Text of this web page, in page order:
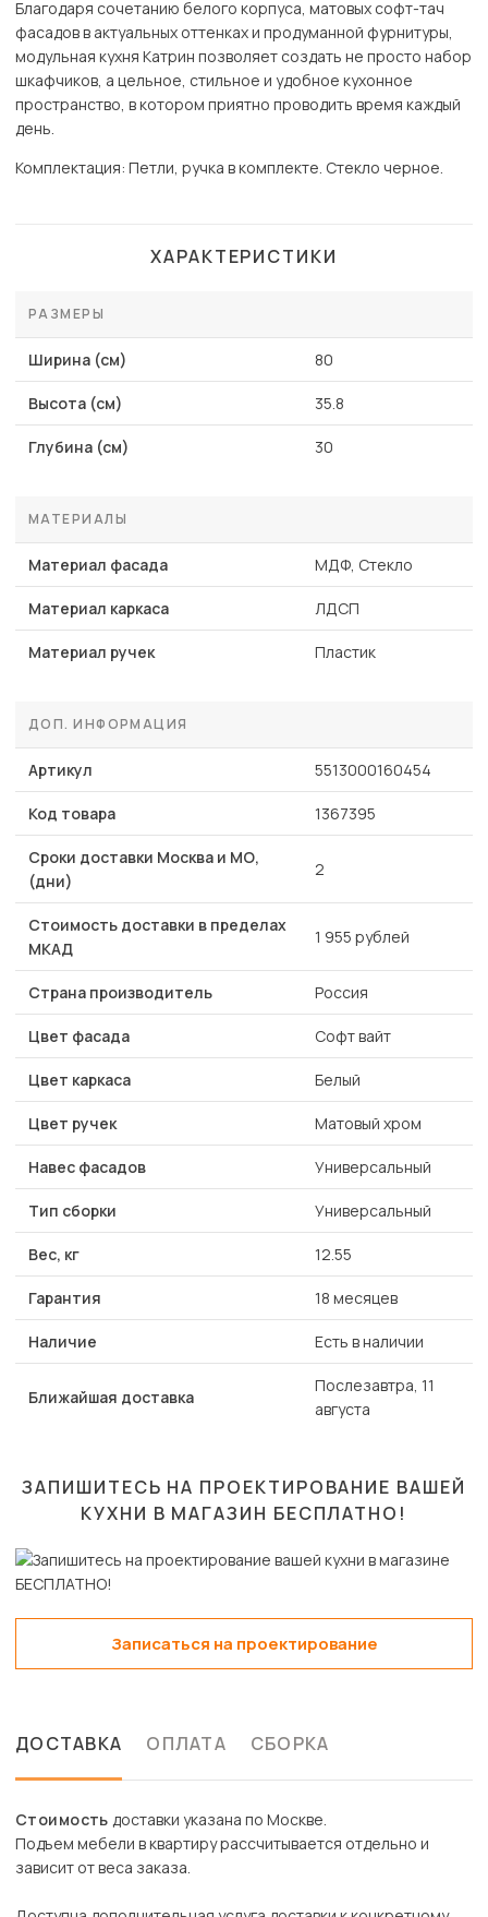
Благодаря сочетанию белого корпуса, матовых софт-тач
фасадов в актуальных оттенках и продуманной фурнитуры,
модульная кухня Катрин позволяет создать не просто набор
шкафчиков, а цельное, стильное и удобное кухонное
пространство, в котором приятно проводить время каждый
день.
Комплектация: Петли, ручка в комплекте. Стекло черное.
ХАРАКТЕРИСТИКИ
РАЗМЕРЫ
Ширина (см) 80
Высота (см) 35.8
Глубина (см) 30
МАТЕРИАЛЫ
Материал фасада МДФ, Стекло
Материал каркаса ЛДСП
Материал ручек Пластик
ДОП. ИНФОРМАЦИЯ
Артикул 5513000160454
Код товара 1367395
Сроки доставки Москва и МО,
(дни)
2
Стоимость доставки в пределах
МКАД
1 955 рублей
Страна производитель Россия
Цвет фасада Софт вайт
Цвет каркаса Белый
Цвет ручек Матовый хром
Навес фасадов Универсальный
Тип сборки Универсальный
Вес, кг 12.55
Гарантия 18 месяцев
Наличие Есть в наличии
Ближайшая доставка
Послезавтра, 11
августа
ЗАПИШИТЕСЬ НА ПРОЕКТИРОВАНИЕ ВАШЕЙ
КУХНИ В МАГАЗИН БЕСПЛАТНО!
Записаться на проектирование
ДОСТАВКА ОПЛАТА СБОРКА
Стоимость доставки указана по Москве.
Подъем мебели в квартиру рассчитывается отдельно и
зависит от веса заказа.